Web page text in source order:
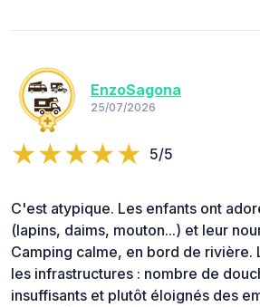
EnzoSagona
25/07/2026
5/5
C'est atypique. Les enfants ont
(lapins, daims, mouton...) et leur
Camping calme, en bord de rivière.
les infrastructures : nombre de
insuffisants et plutôt éloignés des